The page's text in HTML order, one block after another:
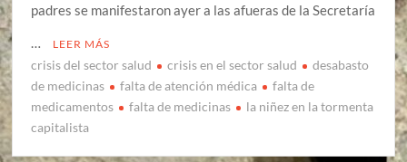
padres se manifestaron ayer a las afueras de la Secretaría
…
LEER MÁS
crisis del sector salud crisis en el sector salud
desabasto
de medicinas
falta de atención médica
falta de
medicamentos
falta de medicinas
la niñez en la tormenta
capitalista